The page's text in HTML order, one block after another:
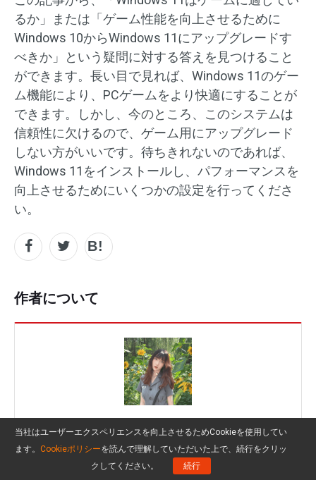
るか」または「ゲーム性能を向上させるために
Windows 10からWindows 11にアップグレードす
べきか」という疑問に対する答えを見つけること
ができます。長い目で見れば、Windows 11のゲー
ム機能により、PCゲームをより快適にすることが
できます。しかし、今のところ、このシステムは
信頼性に欠けるので、ゲーム用にアップグレード
しない方がいいです。待ちきれないのであれば、
Windows 11をインストールし、パフォーマンスを
向上させるためにいくつかの設定を行ってくださ
い。
作者について
Liz
Follow Us
当社はユーザーエクスペリエンスを向上させるためCookieを使用してい
ます。 Cookieポリシーを読んで理解していただいた上で、続行をクリッ
クしてください。
続行